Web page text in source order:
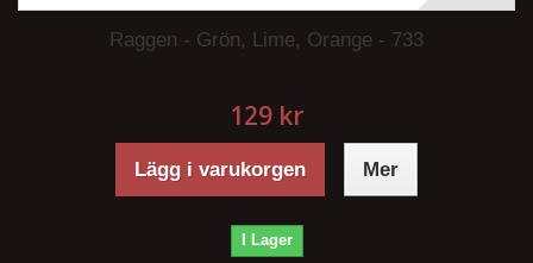
Raggen - Grön, Lime, Orange - 733
129 kr
Lägg i varukorgen Mer
I Lager